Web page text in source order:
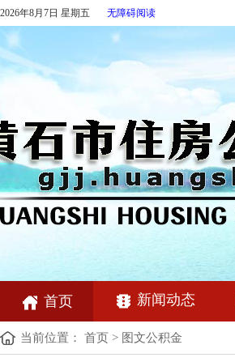
2026年8月7日 星期五 无障碍阅读
首页 新闻动态
当前位置： 首页 > 图文公积金